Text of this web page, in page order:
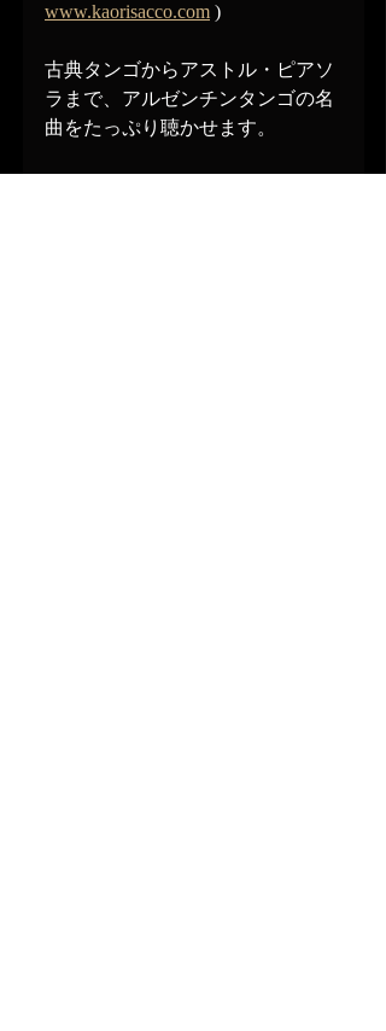
www.kaorisacco.com )
古典タンゴからアストル・ピアソ
ラまで、アルゼンチンタンゴの名
曲をたっぷり聴かせます。